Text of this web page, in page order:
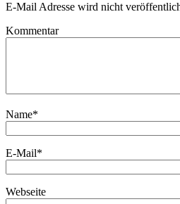
E-Mail Adresse wird nicht
Kommentar
Name*
E-Mail*
Webseite